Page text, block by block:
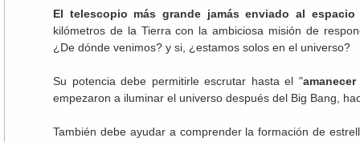
El telescopio más grande jamás enviado al
kilómetros de la Tierra con la ambiciosa misión de
¿De dónde venimos? y si, ¿estamos solos en el universo?
Su potencia debe permitirle escrutar hasta el "
empezaron a iluminar el universo después del Big Bang,
También debe ayudar a comprender la formación de